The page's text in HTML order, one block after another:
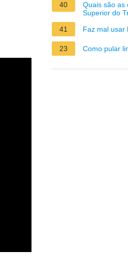
40
Quais são as
Superior do
41
Faz mal usar
23 Como pular